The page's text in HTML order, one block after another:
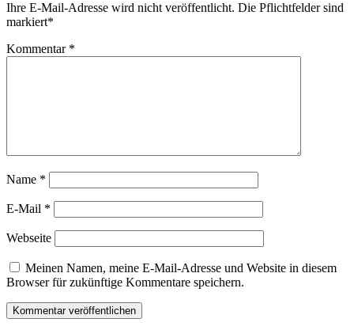
Ihre E-Mail-Adresse wird nicht veröffentlicht. Die Pflichtfelder sind
markiert*
Kommentar *
Name *
E-Mail *
Webseite
Meinen Namen, meine E-Mail-Adresse und Website in diesem
Browser für zukünftige Kommentare speichern.